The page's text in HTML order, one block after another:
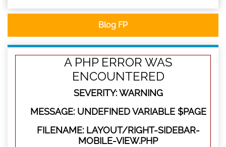
Blog FP
A PHP ERROR WAS
ENCOUNTERED
SEVERITY: WARNING
MESSAGE: UNDEFINED VARIABLE $PAGE
FILENAME: LAYOUT/RIGHT-SIDEBAR-
MOBILE-VIEW.PHP